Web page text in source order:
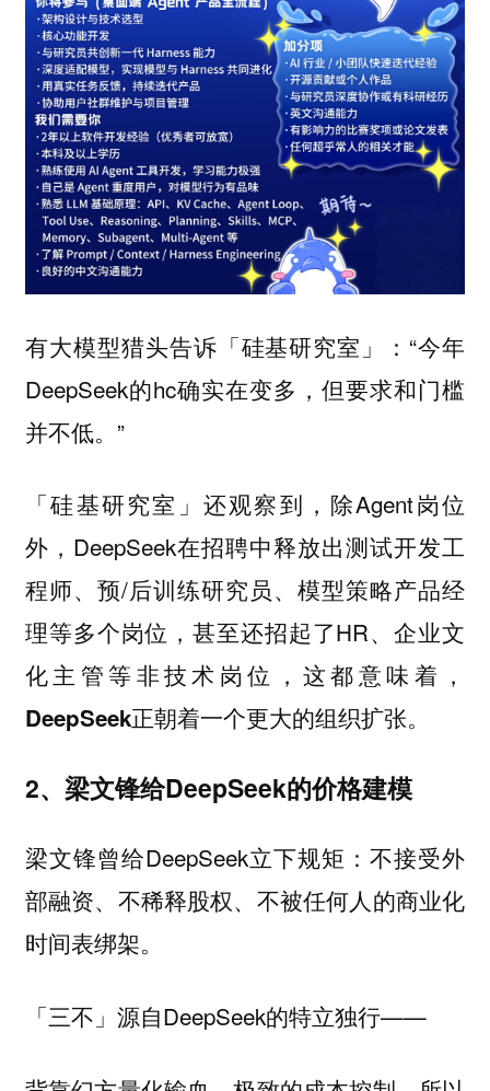
有大模型猎头告诉「硅基研究室」：“今年
DeepSeek的hc确实在变多，但要求和门槛
并不低。”
「硅基研究室」还观察到，除Agent岗位
外，DeepSeek在招聘中释放出测试开发工
程师、预/后训练研究员、模型策略产品经
理等多个岗位，甚至还招起了HR、企业文
化主管等非技术岗位，这都意味着，
DeepSeek正朝着一个更大的组织扩张。
2、梁文锋给DeepSeek的价格建模
梁文锋曾给DeepSeek立下规矩：不接受外
部融资、不稀释股权、不被任何人的商业化
时间表绑架。
「三不」源自DeepSeek的特立独行——